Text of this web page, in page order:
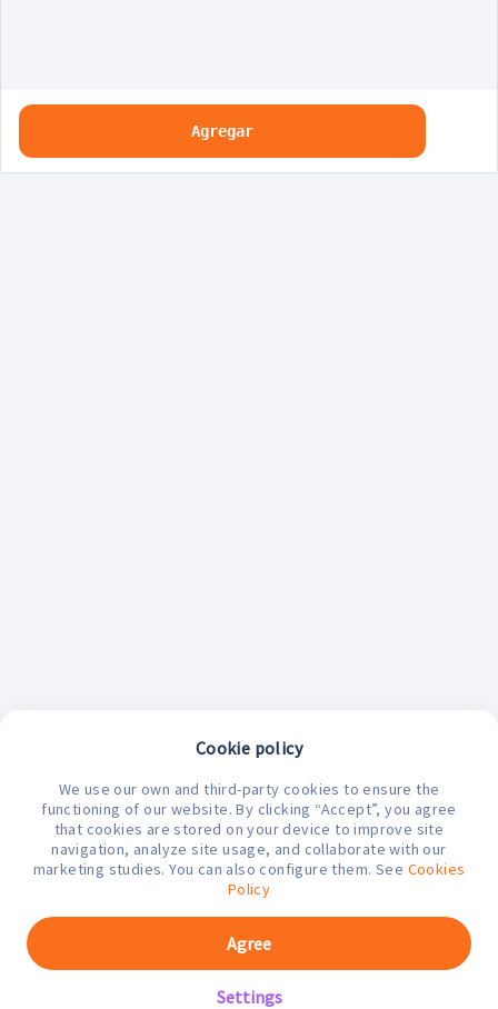
¿En qué podemos ayudarte hoy?
Agregar
Cookie policy
We use our own and third-party cookies to ensure the
functioning of our website. By clicking “Accept”, you agree
that cookies are stored on your device to improve site
navigation, analyze site usage, and collaborate with our
marketing studies. You can also configure them. See Cookies
Policy
Settings
Agree